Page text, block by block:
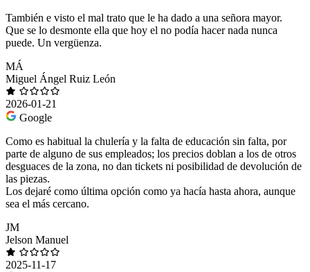
También e visto el mal trato que le ha dado a una señora mayor.
Que se lo desmonte ella que hoy el no podía hacer nada nunca
puede. Un vergüenza.
MÁ
Miguel Ángel Ruiz León
2026-01-21
Google
Como es habitual la chulería y la falta de educación sin falta, por
parte de alguno de sus empleados; los precios doblan a los de otros
desguaces de la zona, no dan tickets ni posibilidad de devolución de
las piezas.
Los dejaré como última opción como ya hacía hasta ahora, aunque
sea el más cercano.
JM
Jelson Manuel
2025-11-17